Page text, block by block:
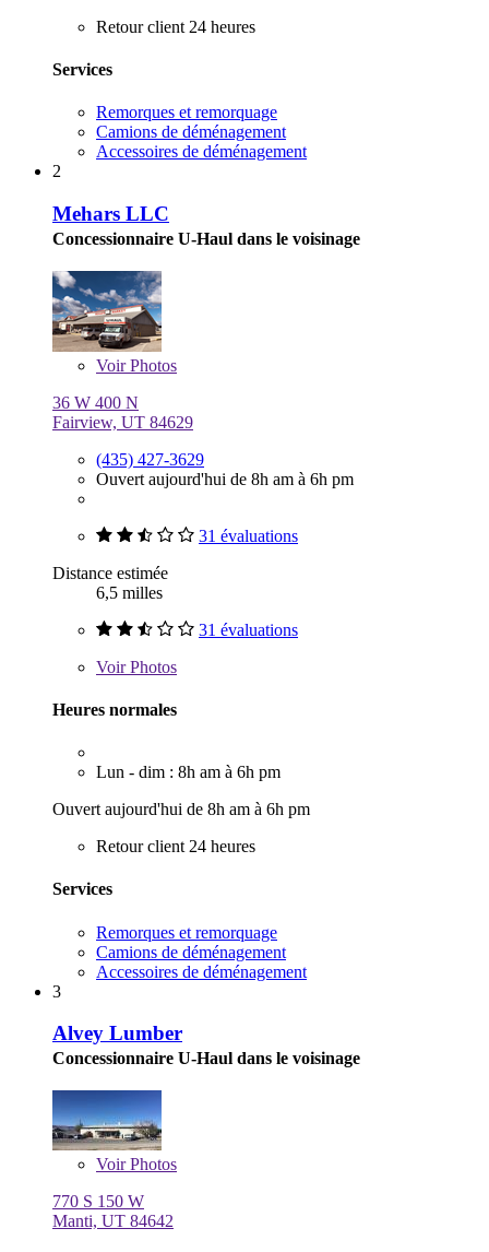
Retour client 24 heures
Services
Remorques et remorquage
Camions de déménagement
Accessoires de déménagement
2
Mehars LLC
Concessionnaire U-Haul dans le voisinage
VoirPhotos
36 W 400 N
Fairview, UT 84629
(435) 427-3629
Ouvert aujourd'hui de 8h am à 6h pm
31 évaluations
Distance estimée
6,5 milles
31 évaluations
VoirPhotos
Heures normales
Lun - dim : 8h am à 6h pm
Ouvert aujourd'hui de 8h am à 6h pm
Retour client 24 heures
Services
Remorques et remorquage
Camions de déménagement
Accessoires de déménagement
3
Alvey Lumber
Concessionnaire U-Haul dans le voisinage
VoirPhotos
770 S 150 W
Manti, UT 84642